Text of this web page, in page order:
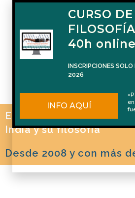
El blog de Naren
India y su filosofía
Desde 2008 y con más
CURSO
40h online
INSCRIPCIONES
2026
INFO AQUÍ